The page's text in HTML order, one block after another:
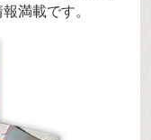
満載です。